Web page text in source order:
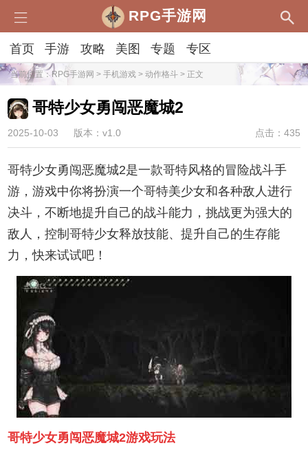
RPG手游网
首页 手游 攻略 美图 专题 专区
当前位置：RPG手游网 > 手机游戏 > 动作格斗 > 正文
哥特少女勇闯恶魔城2
2025-10-03 版本：v1.0 点击：435
哥特少女勇闯恶魔城2是一款哥特风格的冒险战斗手
游，游戏中你将扮演一个哥特美少女和各种敌人进行
决斗，不断地提升自己的战斗能力，挑战更为强大的
敌人，控制哥特少女释放技能、提升自己的生存能
力，快来试试吧！
哥特少女勇闯恶魔城2游戏玩法